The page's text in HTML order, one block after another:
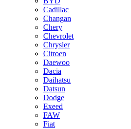
Cadillac
Changan
Chery
Chevrolet
Chrysler
Citroen
Daewoo
Dacia
Daihatsu
Datsun
Dodge
Exeed
FAW
Fiat